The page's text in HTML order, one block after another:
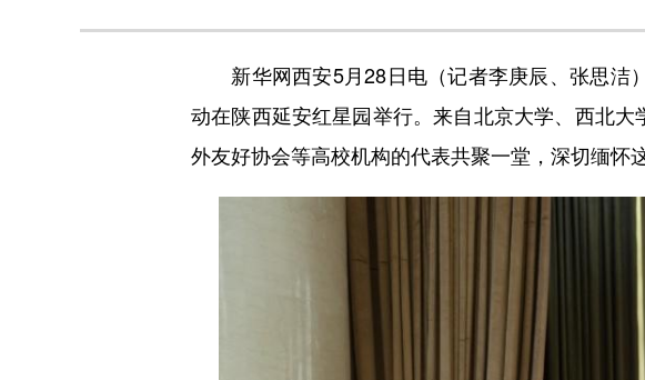
新华网西安5月28日电（记者李庚辰、张思洁
动在陕西延安红星园举行。来自北京大学、西北
外友好协会等高校机构的代表共聚一堂，深切缅怀